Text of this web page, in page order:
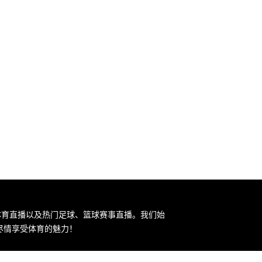
直播以及热门足球、篮球赛事直播。我们始
享受体育的魅力！